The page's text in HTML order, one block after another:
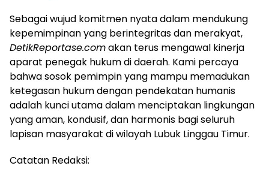
​Sebagai wujud komitmen nyata dalam mendukung
kepemimpinan yang berintegritas dan merakyat,
DetikReportase.comakan terus mengawal kinerja
aparat penegak hukum di daerah. Kami percaya
bahwa sosok pemimpin yang mampu memadukan
ketegasan hukum dengan pendekatan humanis
adalah kunci utama dalam menciptakan lingkungan
yang aman, kondusif, dan harmonis bagi seluruh
lapisan masyarakat di wilayah Lubuk Linggau Timur.
​Catatan Redaksi: